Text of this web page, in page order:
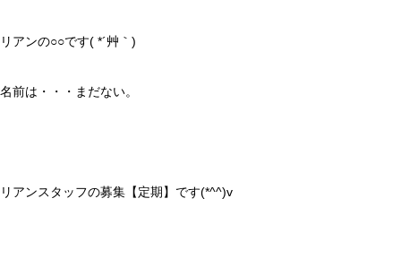
リアンの○○です( *´艸｀)
名前は・・・まだない。
リアンスタッフの募集【定期】です(*^^)v